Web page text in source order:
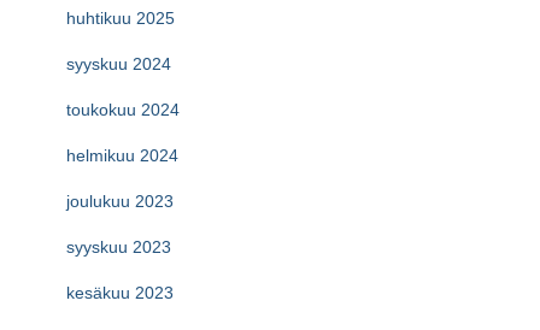
huhtikuu 2025
syyskuu 2024
toukokuu 2024
helmikuu 2024
joulukuu 2023
syyskuu 2023
kesäkuu 2023